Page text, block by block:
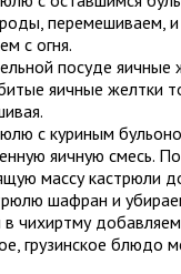
перемешиваем,
с огня.
посуде яичные
яичные желтки
с куриным
яичную смесь.
массу кастрюли
шафран и
в чихиртму
грузинское блюдо